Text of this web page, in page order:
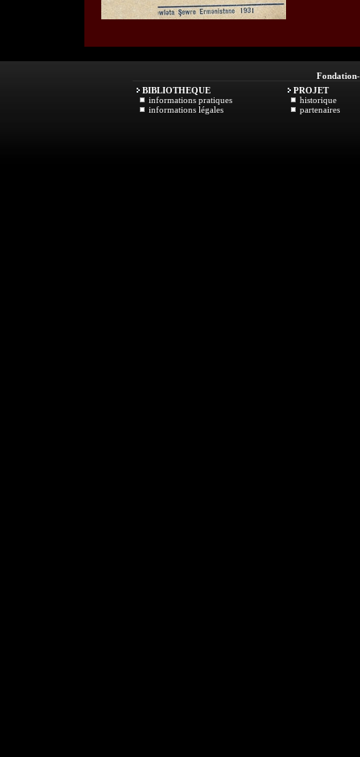
Fondation
BIBLIOTHEQUE
informations pratiques
informations légales
PROJET
historique
partenaires